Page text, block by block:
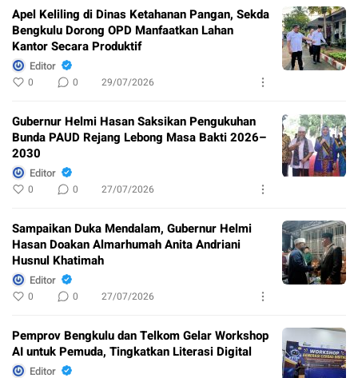
Apel Keliling di Dinas Ketahanan Pangan, Sekda
Bengkulu Dorong OPD Manfaatkan Lahan
Kantor Secara Produktif
Editor
0 0 29/07/2026
Gubernur Helmi Hasan Saksikan Pengukuhan
Bunda PAUD Rejang Lebong Masa Bakti 2026–
2030
Editor
0 0 27/07/2026
Sampaikan Duka Mendalam, Gubernur Helmi
Hasan Doakan Almarhumah Anita Andriani
Husnul Khatimah
Editor
0 0 27/07/2026
Pemprov Bengkulu dan Telkom Gelar Workshop
AI untuk Pemuda, Tingkatkan Literasi Digital
Editor